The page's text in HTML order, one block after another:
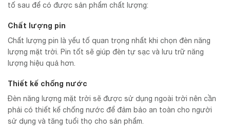
tố sau để có được sản phẩm chất lượng:
Chất lượng pin
Chất lượng pin là yếu tố quan trọng nhất khi chọn đèn năng
lượng mặt trời. Pin tốt sẽ giúp đèn tự sạc và lưu trữ năng
lượng hiệu quả hơn.
Thiết kế chống nước
Đèn năng lượng mặt trời sẽ được sử dụng ngoài trời nên cần
phải có thiết kế chống nước để đảm bảo an toàn cho người
sử dụng và tăng tuổi thọ cho sản phẩm.